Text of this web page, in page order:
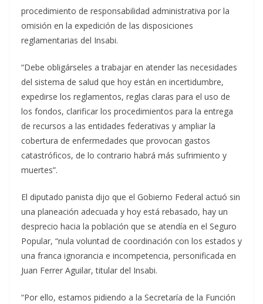
procedimiento de responsabilidad administrativa por la
omisión en la expedición de las disposiciones
reglamentarias del Insabi.
“Debe obligárseles a trabajar en atender las necesidades
del sistema de salud que hoy están en incertidumbre,
expedirse los reglamentos, reglas claras para el uso de
los fondos, clarificar los procedimientos para la entrega
de recursos a las entidades federativas y ampliar la
cobertura de enfermedades que provocan gastos
catastróficos, de lo contrario habrá más sufrimiento y
muertes”.
El diputado panista dijo que el Gobierno Federal actuó sin
una planeación adecuada y hoy está rebasado, hay un
desprecio hacia la población que se atendía en el Seguro
Popular, “nula voluntad de coordinación con los estados y
una franca ignorancia e incompetencia, personificada en
Juan Ferrer Aguilar, titular del Insabi.
“Por ello, estamos pidiendo a la Secretaría de la Función